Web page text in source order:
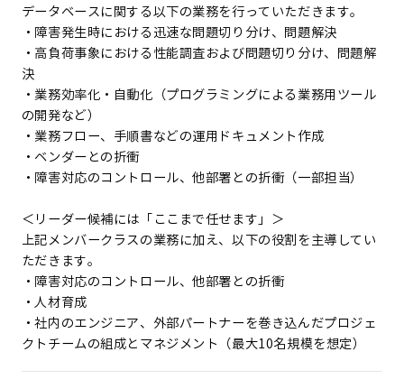
データベースに関する以下の業務を行っていただきます。
・障害発生時における迅速な問題切り分け、問題解決
・高負荷事象における性能調査および問題切り分け、問題解
決
・業務効率化・自動化（プログラミングによる業務用ツール
の開発など）
・業務フロー、手順書などの運用ドキュメント作成
・ベンダーとの折衝
・障害対応のコントロール、他部署との折衝（一部担当）
＜リーダー候補には「ここまで任せます」＞
上記メンバークラスの業務に加え、以下の役割を主導してい
ただきます。
・障害対応のコントロール、他部署との折衝
・人材育成
・社内のエンジニア、外部パートナーを巻き込んだプロジェ
クトチームの組成とマネジメント（最大10名規模を想定）